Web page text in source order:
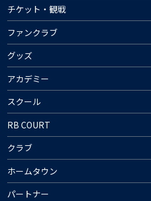
チケット・観戦
ファンクラブ
グッズ
アカデミー
スクール
RB COURT
クラブ
ホームタウン
パートナー